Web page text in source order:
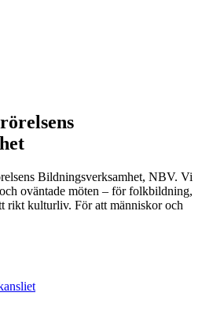
Bildningsverksamhet, NBV. Vi
oväntade möten – för folkbildning,
rikt kulturliv. För att människor och